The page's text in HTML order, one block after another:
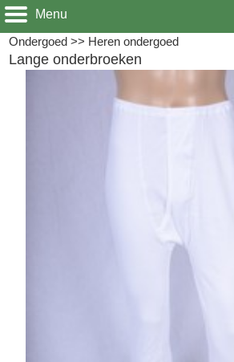
Menu
Ondergoed >> Heren ondergoed
Lange onderbroeken